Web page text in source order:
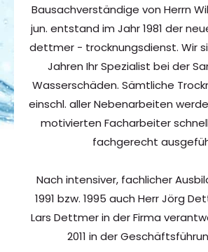
Bausachverständige von Herrn
jun. entstand im Jahr 1981 der
dettmer - trocknungsdienst. Wir
Jahren Ihr Spezialist bei der
Wasserschäden. Sämtliche
einschl. aller Nebenarbeiten
motivierten Facharbeiter
fachgerecht
Nach intensiver, fachlicher
1991 bzw. 1995 auch Herr Jörg
Lars Dettmer in der Firma
2011 in der